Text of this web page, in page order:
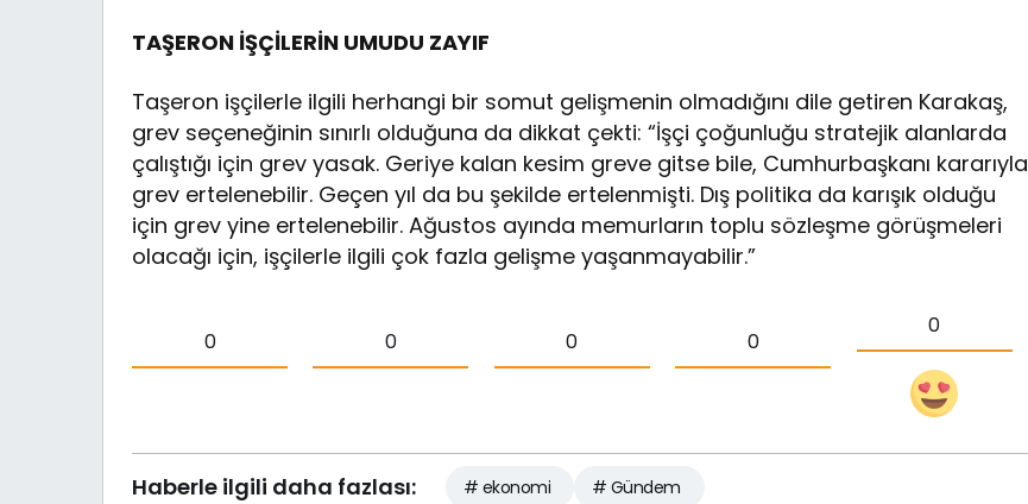
TAŞERON İŞÇİLERİN UMUDU ZAYIF
Taşeron işçilerle ilgili herhangi bir somut gelişmenin olmadığını dile getiren Karakaş,
grev seçeneğinin sınırlı olduğuna da dikkat çekti: “İşçi çoğunluğu stratejik alanlarda
çalıştığı için grev yasak. Geriye kalan kesim greve gitse bile, Cumhurbaşkanı kararıyla
grev ertelenebilir. Geçen yıl da bu şekilde ertelenmişti. Dış politika da karışık olduğu
için grev yine ertelenebilir. Ağustos ayında memurların toplu sözleşme görüşmeleri
olacağı için, işçilerle ilgili çok fazla gelişme yaşanmayabilir.”
0 0 0 0
0
Haberle ilgili daha fazlası: # ekonomi # Gündem